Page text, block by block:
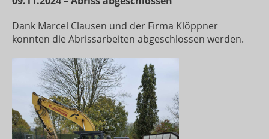
Dank Marcel Clausen und der Firma Klöppner
konnten die Abrissarbeiten abgeschlossen werden.